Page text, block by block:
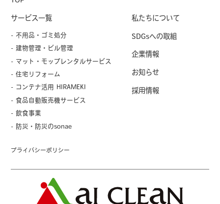
サービス一覧
- 不用品・ゴミ処分
- 建物管理・ビル管理
- マット・モップレンタルサービス
- 住宅リフォーム
- コンテナ活用 HIRAMEKI
- 食品自動販売機サービス
- 飲食事業
- 防災・防災のsonae
私たちについて
SDGsへの取組
企業情報
お知らせ
採用情報
プライバシーポリシー